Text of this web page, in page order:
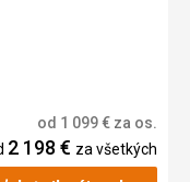
od 1 099€ za os.
2 198 € za všetkých